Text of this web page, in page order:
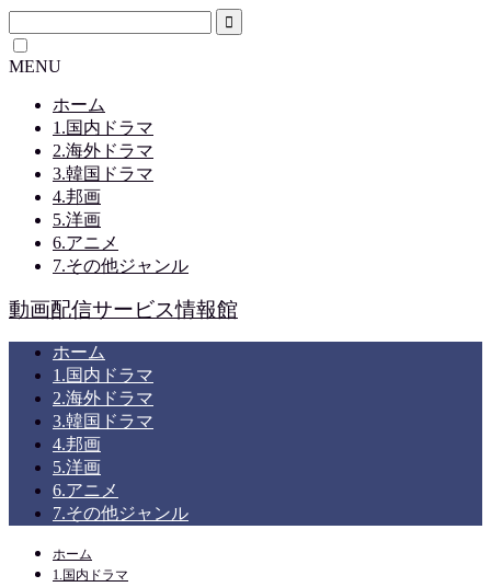
MENU
ホーム
1.国内ドラマ
2.海外ドラマ
3.韓国ドラマ
4.邦画
5.洋画
6.アニメ
7.その他ジャンル
動画配信サービス情報館
ホーム
1.国内ドラマ
2.海外ドラマ
3.韓国ドラマ
4.邦画
5.洋画
6.アニメ
7.その他ジャンル
ホーム
1.国内ドラマ